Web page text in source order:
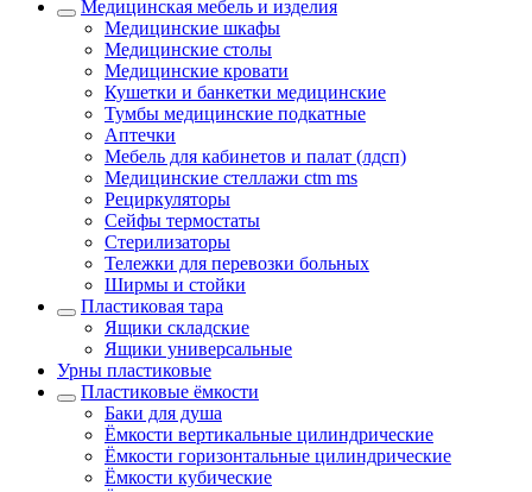
Медицинская мебель и изделия
Медицинские шкафы
Медицинские столы
Медицинские кровати
Кушетки и банкетки медицинские
Тумбы медицинские подкатные
Аптечки
Мебель для кабинетов и палат (лдсп)
Медицинские стеллажи ctm ms
Рециркуляторы
Сейфы термостаты
Стерилизаторы
Тележки для перевозки больных
Ширмы и стойки
Пластиковая тара
Ящики складские
Ящики универсальные
Урны пластиковые
Пластиковые ёмкости
Баки для душа
Ёмкости вертикальные цилиндрические
Ёмкости горизонтальные цилиндрические
Ёмкости кубические